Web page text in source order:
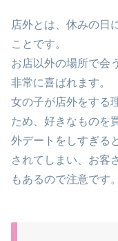
店外とは、休みの日
ことです。
お店以外の場所で会
非常に喜ばれます。
女の子が店外をする
ため、好きなものを
外デートをしすぎる
されてしまい、お客
もあるので注意です。